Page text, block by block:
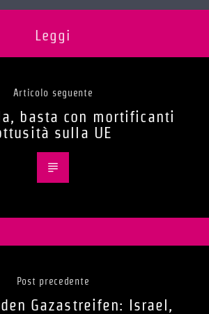
Leggi
Articolo seguente
basta con mortificanti
sulla UE
Post precedente
Gazastreifen: Israel,